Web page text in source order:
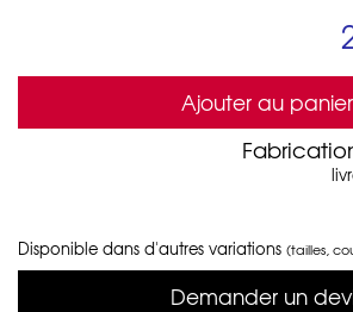
Ajouter au panier
Disponible dans d'autres variations (tailles,
Demander un